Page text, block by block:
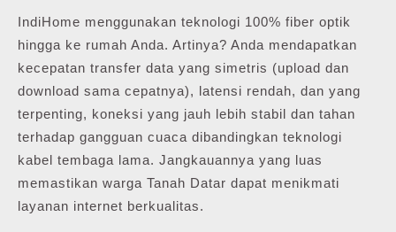
IndiHome menggunakan teknologi 100% fiber optik
hingga ke rumah Anda. Artinya? Anda mendapatkan
kecepatan transfer data yang simetris (upload dan
download sama cepatnya), latensi rendah, dan yang
terpenting, koneksi yang jauh lebih stabil dan tahan
terhadap gangguan cuaca dibandingkan teknologi
kabel tembaga lama. Jangkauannya yang luas
memastikan warga Tanah Datar dapat menikmati
layanan internet berkualitas.